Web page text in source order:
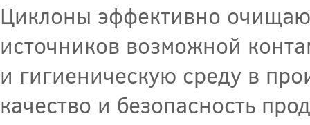
Циклоны эффективно
источников возможной
и гигиеническую среду в
качество и безопасность